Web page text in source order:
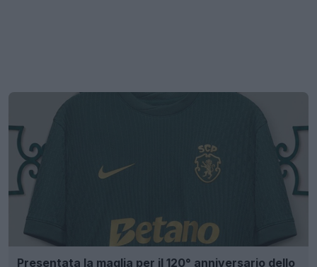
Presentata la maglia per il 120° anniversario dello